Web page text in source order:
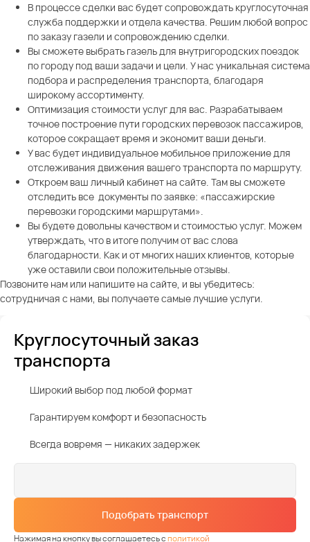
В процессе сделки вас будет сопровождать круглосуточная
служба поддержки и отдела качества. Решим любой вопрос
по заказу газели и сопровождению сделки.
Вы сможете выбрать газель для внутригородских поездок
по городу под ваши задачи и цели. У нас уникальная система
подбора и распределения транспорта, благодаря
широкому ассортименту.
Оптимизация стоимости услуг для вас. Разрабатываем
точное построение пути городских перевозок пассажиров,
которое сокращает время и экономит ваши деньги.
У вас будет индивидуальное мобильное приложение для
отслеживания движения вашего транспорта по маршруту.
Откроем ваш личный кабинет на сайте. Там вы сможете
отследить все документы по заявке: «пассажирские
перевозки городскими маршрутами».
Вы будете довольны качеством и стоимостью услуг. Можем
утверждать, что в итоге получим от вас слова
благодарности. Как и от многих наших клиентов, которые
уже оставили свои положительные отзывы.
Позвоните нам или напишите на сайте, и вы убедитесь:
сотрудничая с нами, вы получаете самые лучшие услуги.
Круглосуточный заказ
транспорта
Широкий выбор под любой формат
Гарантируем комфорт и безопасность
Всегда вовремя — никаких задержек
Подобрать транспорт
Нажимая на кнопку вы соглашаетесь сполитикой